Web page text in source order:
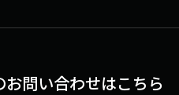
お問い合わせはこちら